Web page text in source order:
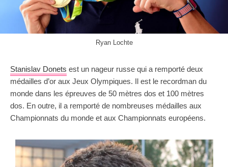
Ryan Lochte
Stanislav Donets est un nageur russe qui a remporté deux
médailles d’or aux Jeux Olympiques. Il est le recordman du
monde dans les épreuves de 50 mètres dos et 100 mètres
dos. En outre, il a remporté de nombreuses médailles aux
Championnats du monde et aux Championnats européens.